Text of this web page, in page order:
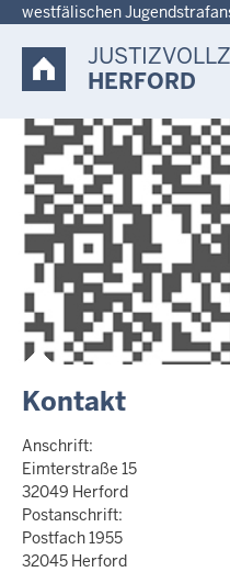
westfälischen
HERFORD
Kontakt
Anschrift:
Eimterstraße 15
32049 Herford
Postanschrift:
Postfach 1955
32045 Herford